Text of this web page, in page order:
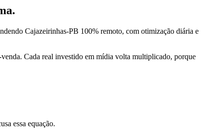
Cajazeirinhas-PB 100% remoto, com otimização diária e
Cada real investido em mídia volta multiplicado, porque
essa equação.